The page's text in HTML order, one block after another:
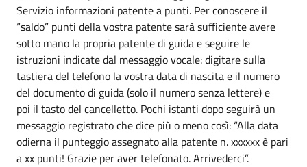
Servizio informazioni patente a punti. Per conoscere il
“saldo” punti della vostra patente sarà sufficiente avere
sotto mano la propria patente di guida e seguire le
istruzioni indicate dal messaggio vocale: digitare sulla
tastiera del telefono la vostra data di nascita e il numero
del documento di guida (solo il numero senza lettere) e
poi il tasto del cancelletto. Pochi istanti dopo seguirà un
messaggio registrato che dice più o meno così: “Alla data
odierna il punteggio assegnato alla patente n. xxxxxx è pari
a xx punti! Grazie per aver telefonato. Arrivederci”.